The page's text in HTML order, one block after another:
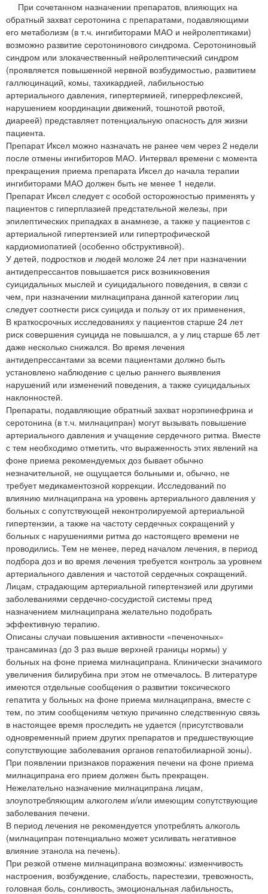
При сочетанном назначении препаратов, влияющих на
обратный захват серотонина с препаратами, подавляющими
его метаболизм (в т.ч. ингибиторами МАО и нейролептиками)
возможно развитие серотонинового синдрома. Серотониновый
синдром или злокачественный нейролептический синдром
(проявляется повышенной нервной возбудимостью, развитием
галлюцинаций, комы, тахикардией, лабильностью
артериального давления, гипертермией, гиперрефлексией,
нарушением координации движений, тошнотой рвотой,
диареей) представляет потенциальную опасность для жизни
пациента.
Препарат Иксел можно назначать не ранее чем через 2 недели
после отмены ингибиторов МАО. Интервал времени с момента
прекращения приема препарата Иксел до начала терапии
ингибиторами МАО должен быть не менее 1 недели.
Препарат Иксел следует с особой осторожностью применять у
пациентов с гиперплазией предстательной железы, при
эпилептических припадках в анамнезе, а также у пациентов с
артериальной гипертензией или гипертрофической
кардиомиопатией (особенно обструктивной).
У детей, подростков и людей моложе 24 лет при назначении
антидепрессантов повышается риск возникновения
суицидальных мыслей и суицидального поведения, в связи с
чем, при назначении милнаципрана данной категории лиц
следует соотнести риск суицида и пользу от их применения,
В краткосрочных исследованиях у пациентов старше 24 лет
риск совершения суицида не повышался, а у лиц старше 65 лет
даже несколько снижался. Во время лечения
антидепрессантами за всеми пациентами должно быть
установлено наблюдение с целью раннего выявления
нарушений или изменений поведения, а также суицидальных
наклонностей.
Препараты, подавляющие обратный захват норэпинефрина и
серотонина (в т.ч. милнаципран) могут вызывать повышение
артериального давления и учащение сердечного ритма. Вместе
с тем необходимо отметить, что выраженность этих явлений на
фоне приема рекомендуемых доз бывает обычно
незначительной, не ощущается больными и, обычно, не
требует медикаментозной коррекции. Исследований по
влиянию милнаципрана на уровень артериального давления у
больных с сопутствующей неконтролируемой артериальной
гипертензии, а также на частоту сердечных сокращений у
больных с нарушениями ритма до настоящего времени не
проводились. Тем не менее, перед началом лечения, в период
подбора доз и во время лечения требуется контроль за уровнем
артериального давления и частотой сердечных сокращений.
Лицам, страдающим артериальной гипертензией или другими
заболеваниями сердечно-сосудистой системы пред
назначением милнаципрана желательно подобрать
эффективную терапию.
Описаны случаи повышения активности «печеночных»
трансаминаз (до 3 раз выше верхней границы нормы) у
больных на фоне приема милнаципрана. Клинически значимого
увеличения билирубина при этом не отмечалось. В литературе
имеются отдельные сообщения о развитии токсического
гепатита у больных на фоне приема милнаципрана, вместе с
тем, по этим сообщениям четкую причинно следственную связь
в настоящее время проследить не удается (присутствовали
одновременный прием других препаратов и предшествующие
сопутствующие заболевания органов гепатобилиарной зоны).
При появлении признаков поражения печени на фоне приема
милнаципрана его прием должен быть прекращен.
Нежелательно назначение милнаципрана лицам,
злоупотребляющим алкоголем и/или имеющим сопутствующие
заболевания печени.
В период лечения не рекомендуется употреблять алкоголь
(милнаципран потенциально может усиливать негативное
влияние этанола на печень).
При резкой отмене милнаципрана возможны: изменчивость
настроения, возбуждение, слабость, парестезии, тревожность,
головная боль, сонливость, эмоциональная лабильность,